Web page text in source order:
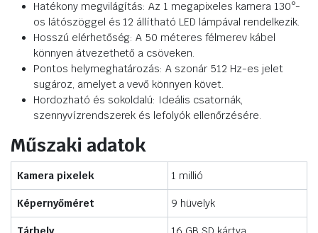
Hatékony megvilágítás: Az 1 megapixeles kamera 130°-
os látószöggel és 12 állítható LED lámpával rendelkezik.
Hosszú elérhetőség: A 50 méteres félmerev kábel
könnyen átvezethető a csöveken.
Pontos helymeghatározás: A szonár 512 Hz-es jelet
sugároz, amelyet a vevő könnyen követ.
Hordozható és sokoldalú: Ideális csatornák,
szennyvízrendszerek és lefolyók ellenőrzésére.
Műszaki adatok
Kamera pixelek 1 millió
Képernyőméret 9 hüvelyk